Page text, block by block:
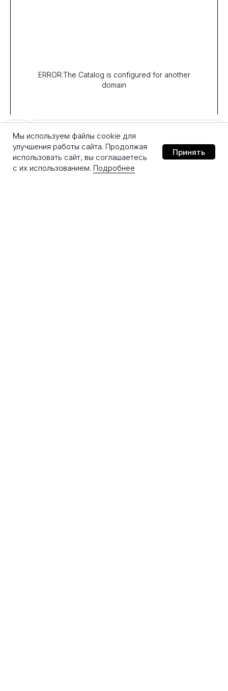
Добавить в корзину
ERROR:The Catalog is configured for another
domain
Мы используем файлы cookie для
улучшения работы сайта. Продолжая
использовать сайт, вы соглашаетесь
с их использованием. Подробнее
Принять